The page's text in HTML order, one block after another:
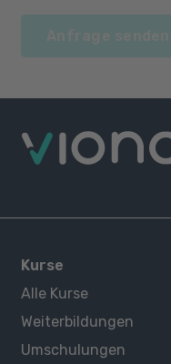
Kurse
Alle Kurse
Weiterbildungen
Umschulungen